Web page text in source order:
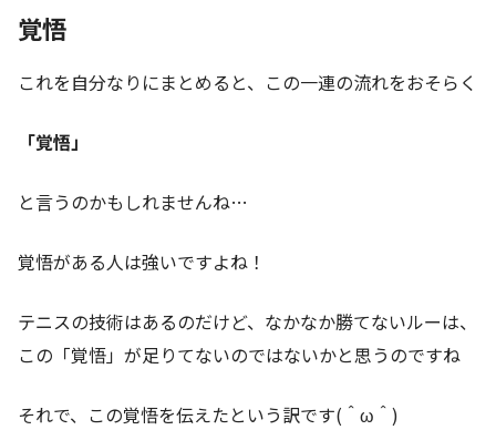
覚悟
これを自分なりにまとめると、この一連の流れをおそらく
「覚悟」
と言うのかもしれませんね…
覚悟がある人は強いですよね！
テニスの技術はあるのだけど、なかなか勝てないルーは、
この「覚悟」が足りてないのではないかと思うのですね
それで、この覚悟を伝えたという訳です(＾ω＾)